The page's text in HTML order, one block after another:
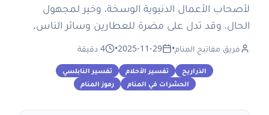
لأصحاب الأعمال الدنيوية الوسخة، وخير لمجهول
الحال، وقد تدل على مضرة للعطارين وسائر الناس.
فريق مفاتيح المنام•
2025-11-29
• 4 دقيقة
الذراريح تفسير الأحلام
تفسير النابلسي
الحشرات في المنام
رموز المنام